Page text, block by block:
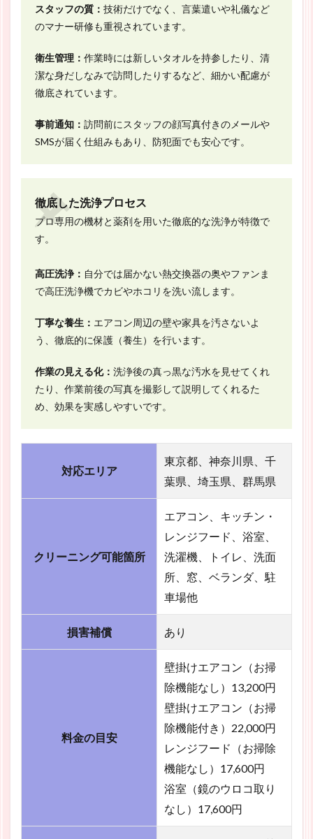
スタッフの質： 技術だけでなく、言葉遣いや礼儀など
のマナー研修も重視されています。
衛生管理： 作業時には新しいタオルを持参したり、清
潔な身だしなみで訪問したりするなど、細かい配慮が
徹底されています。
事前通知： 訪問前にスタッフの顔写真付きのメールや
SMSが届く仕組みもあり、防犯面でも安心です。
徹底した洗浄プロセス
プロ専用の機材と薬剤を用いた徹底的な洗浄が特徴で
す。
高圧洗浄： 自分では届かない熱交換器の奥やファンま
で高圧洗浄機でカビやホコリを洗い流します。
丁寧な養生： エアコン周辺の壁や家具を汚さないよ
う、徹底的に保護（養生）を行います。
作業の見える化： 洗浄後の真っ黒な汚水を見せてくれ
たり、作業前後の写真を撮影して説明してくれるた
め、効果を実感しやすいです。
対応エリア
東京都、神奈川県、千
葉県、埼玉県、群馬県
クリーニング可能箇所
エアコン、キッチン・
レンジフード、浴室、
洗濯機、トイレ、洗面
所、窓、ベランダ、駐
車場他
損害補償 あり
料金の目安
壁掛けエアコン（お掃
除機能なし）13,200円
壁掛けエアコン（お掃
除機能付き）22,000円
レンジフード（お掃除
機能なし）17,600円
浴室（鏡のウロコ取り
なし）17,600円